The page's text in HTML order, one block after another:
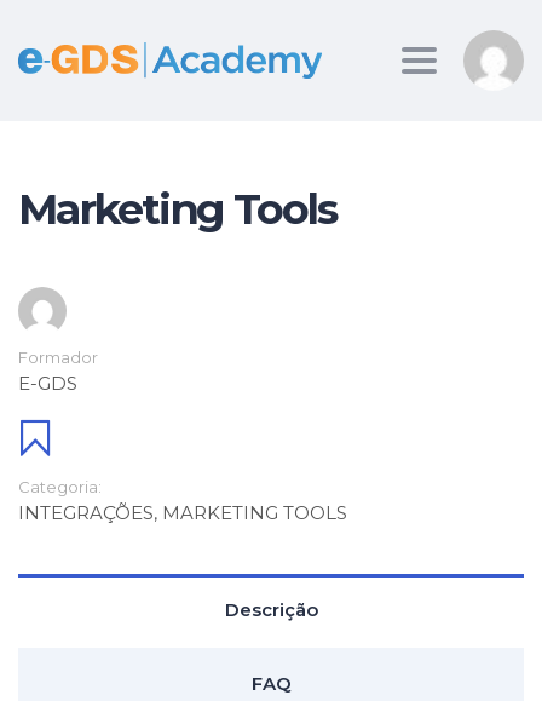
Toggle
Marketing Tools
Formador
E-GDS
Categoria:
INTEGRAÇÕES, MARKETING TOOLS
Descrição
FAQ